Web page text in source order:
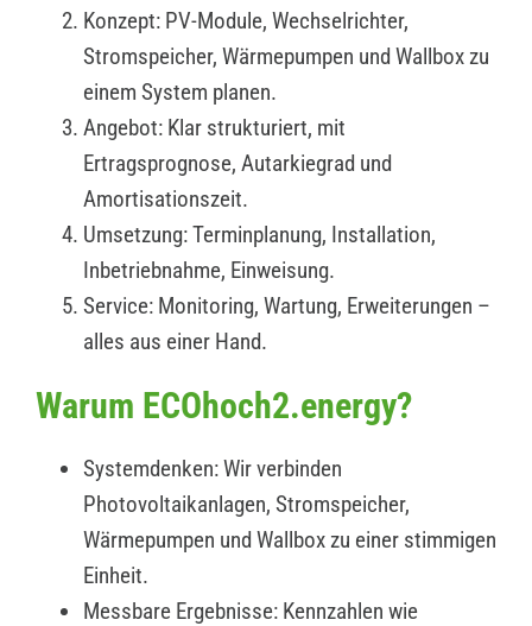
Konzept: PV-Module, Wechselrichter,
Stromspeicher, Wärmepumpen und Wallbox zu
einem System planen.
Angebot: Klar strukturiert, mit
Ertragsprognose, Autarkiegrad und
Amortisationszeit.
Umsetzung: Terminplanung, Installation,
Inbetriebnahme, Einweisung.
Service: Monitoring, Wartung, Erweiterungen –
alles aus einer Hand.
Warum ECOhoch2.energy?
Systemdenken: Wir verbinden
Photovoltaikanlagen, Stromspeicher,
Wärmepumpen und Wallbox zu einer stimmigen
Einheit.
Messbare Ergebnisse: Kennzahlen wie